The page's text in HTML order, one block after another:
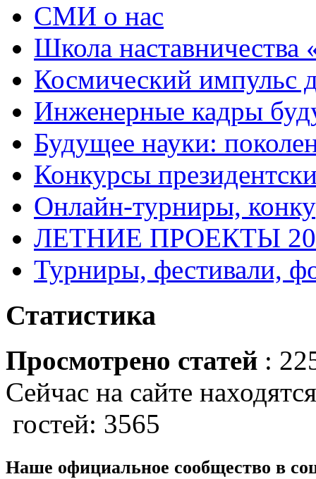
СМИ о нас
Школа
Космический импульс
Инженерные кадры
Будущее науки:
Конкурсы
Онлайн-турниры,
ЛЕТНИЕ ПРОЕКТЫ
Турниры, фестивали,
Статистика
Просмотрено статей :
Сейчас на сайте
гостей: 3565
Наше официальное сообщество в